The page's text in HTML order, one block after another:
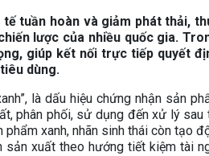
tuần hoàn và giảm phát thải,
lược của nhiều quốc gia.
giúp kết nối trực tiếp quyết
dùng.
là dấu hiệu chứng nhận sản
phân phối, sử dụng đến xử lý sau
xanh, nhãn sinh thái còn tạo
xuất theo hướng tiết kiệm tài